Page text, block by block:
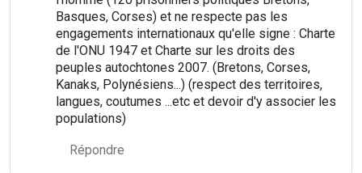
Basques, Corses) et ne respecte pas les
engagements internationaux qu'elle signe : Charte
de l'ONU 1947 et Charte sur les droits des
peuples autochtones 2007. (Bretons, Corses,
Kanaks, Polynésiens...) (respect des territoires,
langues, coutumes ...etc et devoir d'y associer les
populations)
Répondre